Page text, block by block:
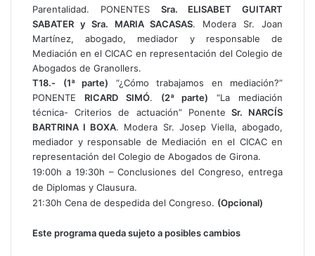
Parentalidad. PONENTES Sra. ELISABET GUITART
SABATER y Sra. MARIA SACASAS. Modera Sr. Joan
Martínez, abogado, mediador y responsable de
Mediación en el CICAC en representación del Colegio de
Abogados de Granollers.
T18.-
(1ª parte) “¿Cómo trabajamos en mediación?”
PONENTE RICARD SIMÓ. (2ª parte) “La mediación
técnica- Criterios de actuación” Ponente Sr. NARCÍS
BARTRINA I BOXA. Modera Sr. Josep Viella, abogado,
mediador y responsable de Mediación en el CICAC en
representación del Colegio de Abogados de Girona.
19:00h a 19:30h – Conclusiones del Congreso, entrega
de Diplomas y Clausura.
21:30h Cena de despedida del Congreso. (Opcional)
Este programa queda sujeto a posibles cambios